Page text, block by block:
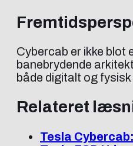
Cybercab er ikke blot
banebrydende
både digitalt og
Relateret
Tesla